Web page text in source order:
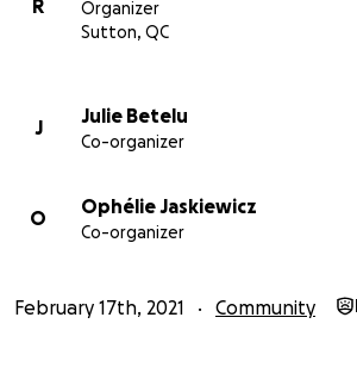
R
Organizer
Sutton, QC
J
Julie Betelu
Co-organizer
O
Ophélie Jaskiewicz
Co-organizer
February 17th, 2021 Community